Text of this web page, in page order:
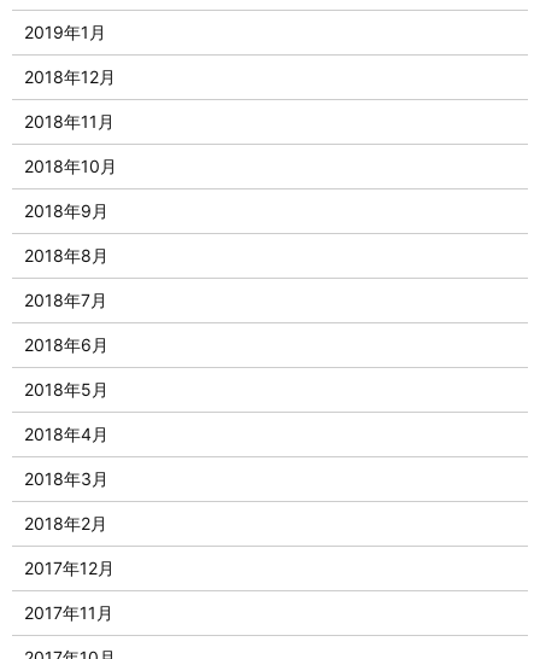
2019年1月
2018年12月
2018年11月
2018年10月
2018年9月
2018年8月
2018年7月
2018年6月
2018年5月
2018年4月
2018年3月
2018年2月
2017年12月
2017年11月